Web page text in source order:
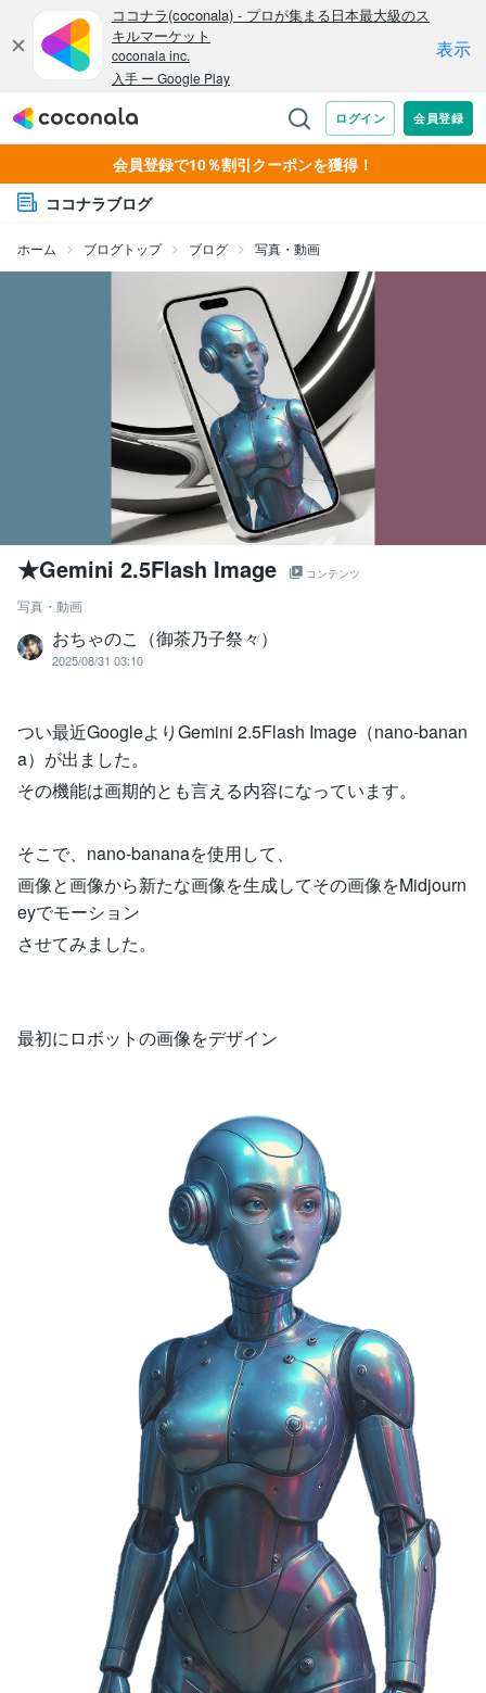
会員登録で10％割引クーポンを獲得！
ココナラブログ
ホーム ブログトップ ブログ 写真・動画
★Gemini 2.5Flash Image コンテンツ
写真・動画
おちゃのこ（御茶乃子祭々）
2025/08/31 03:10
つい最近GoogleよりGemini 2.5Flash Image（nano-banan
a）が出ました。
その機能は画期的とも言える内容になっています。
そこで、nano-bananaを使用して、
画像と画像から新たな画像を生成してその画像をMidjourn
eyでモーション
させてみました。
最初にロボットの画像をデザイン